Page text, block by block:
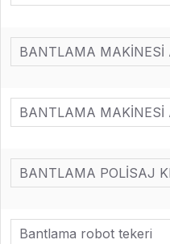
BANTLAMA MAKİNESİ
BANTLAMA MAKİNESİ
BANTLAMA POLİSAJ
Bantlama robot tekeri